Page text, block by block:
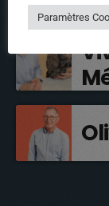
Paramètres